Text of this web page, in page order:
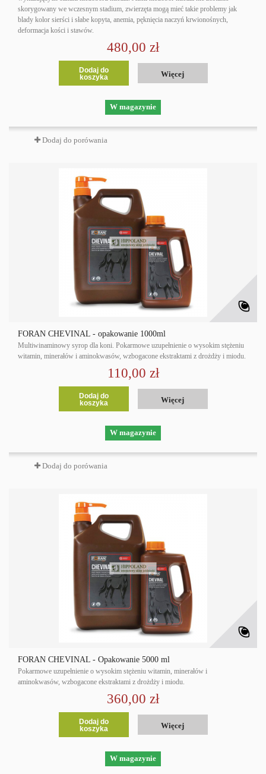
skorygowany we wczesnym stadium, zwierzęta mogą mieć takie problemy jak
blady kolor sierści i słabe kopyta, anemia, pęknięcia naczyń krwionośnych,
deformacja kości i stawów.
480,00 zł
Dodaj do
koszyka
Więcej
W magazynie
Dodaj do porówania
FORAN CHEVINAL - opakowanie 1000ml
Multiwinaminowy syrop dla koni. Pokarmowe uzupełnienie o wysokim stężeniu
witamin, minerałów i aminokwasów, wzbogacone ekstraktami z drożdży i miodu.
110,00 zł
Dodaj do
koszyka
Więcej
W magazynie
Dodaj do porówania
FORAN CHEVINAL - Opakowanie 5000 ml
Pokarmowe uzupełnienie o wysokim stężeniu witamin, minerałów i
aminokwasów, wzbogacone ekstraktami z drożdży i miodu.
360,00 zł
Dodaj do
koszyka
Więcej
W magazynie